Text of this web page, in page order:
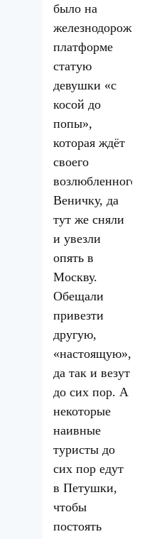
было на
платформе
статую
девушки «с
косой до
попы»,
которая ждёт
своего
возлюбленного
Веничку, да
тут же сняли
и увезли
опять в
Москву.
Обещали
привезти
другую,
«настоящую»,
да так и везут
до сих пор. А
некоторые
наивные
туристы до
сих пор едут
в Петушки,
чтобы
постоять